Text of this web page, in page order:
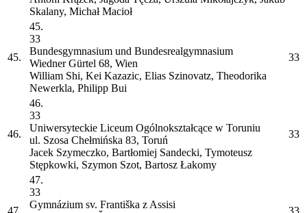
Skalany, Michał Macioł
45.
45.
33
Bundesgymnasium und Bundesrealgymnasium
Wiedner Gürtel 68, Wien
William Shi, Kei Kazazic, Elias Szinovatz, Theodorika
Newerkla, Philipp Bui
33
46.
46.
33
Uniwersyteckie Liceum Ogólnokształcące w Toruniu
ul. Szosa Chełmińska 83, Toruń
Jacek Szymeczko, Bartłomiej Sandecki, Tymoteusz
Stępkowki, Szymon Szot, Bartosz Łakomy
33
47.
47.
33
Gymnázium sv. Františka z Assisi
33